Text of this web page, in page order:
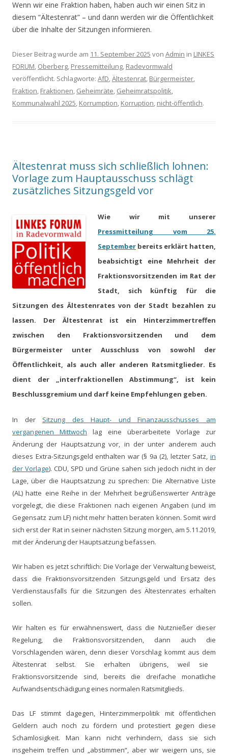
Wenn wir eine Fraktion haben, haben auch wir einen Sitz in
diesem “Ältestenrat” – und dann werden wir die Öffentlichkeit
über die Inhalte der Sitzungen informieren.
Dieser Beitrag wurde am 11. September 2025 von Admin in LINKES
FORUM Oberberg Pressemitteilung Radevormwald
veröffentlicht. Schlagworte: AfD Ältestenrat Bürgermeister
Fraktion Fraktionen Geheimräte Geheimratspolitik
Kommunalwahl 2025 Korrumption Korruption nicht-öffentlich.
Ältestenrat muss sich schließlich lohnen:
Vorlage zum Hauptausschuss schlägt
zusätzliches Sitzungsgeld vor
Wie wir mit unserer
Pressmitteilung vom 25.
September bereits erklärt hatten,
beabsichtigt eine Mehrheit der
Fraktionsvorsitzenden im Rat der
Stadt, sich künftig für die
Sitzungen des Ältestenrates von der Stadt bezahlen zu
lassen. Der Ältestenrat ist ein Hinterzimmertreffen
zwischen den Fraktionsvorsitzenden und dem
Bürgermeister unter Ausschluss von sowohl der
Öffentlichkeit
als auch aller anderen Ratsmitglieder. Es
dient der „interfraktionellen Abstimmung“, ist kein
Beschlussgremium und darf keine Empfehlungen geben.
In der Sitzung des Haupt- und Finanzausschusses am
vergangenen Mittwoch
lag eine überarbeitete Vorlage zur
Änderung der Hauptsatzung vor
in der unter anderem auch
dieses Extra-Sitzungsgeld enthalten war (§ 9a (2), letzter Satz,in
der Vorlage). CDU, SPD und Grüne sahen sich jedoch nicht in der
Lage,über die Hauptsatzung zu sprechen: Die Alternative Liste
(AL) hatte eine Reihe in der Mehrheit begrüßenswerterAnträge
vorgelegt, die diese Fraktionen nach eigenen Angaben (und im
Gegensatz zum LF) nicht mehr hatten beraten können. Somit wird
sich erst der Rat in seiner nächsten Sitzung morgen, am 5.11.2019,
mit der Änderung der Hauptsatzung befassen.
Wir haben es jetzt schriftlich: Die Vorlage der Verwaltungbeweist
dass die Fraktionsvorsitzenden Sitzungsgeld und Ersatz des
Verdienstausfallsfür die Sitzungen des Ältestenrates erhalten
sollen.
Wir halten es für erwähnenswert, dass die Nutznießer dieser
Regelung, die Fraktionsvorsitzenden, dann auch die
Vorschlagenden wären, denn dieser Vorschlag kommt aus dem
Ältestenrat selbst. Sie erhalten übrigens, weil sie
Fraktionsvorsitzende sind, bereits die dreifache monatliche
Aufwandsentschädigung eines normalen Ratsmitglieds.
Das LF stimmt dagegen, Hinterzimmerpolitik mit öffentlichen
Geldern auch noch zu fördern und protestiert gegen diese
Schamlosigkeit. Man kann nicht verhindern dass sie sich
insgeheim treffen und „abstimmen“, aber wir weigern uns, sie